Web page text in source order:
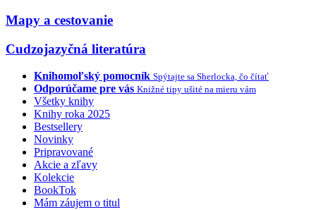
Mapy a cestovanie
Cudzojazyčná literatúra
Knihomoľský pomocník Spýtajte sa Sherlocka, čo čítať
Odporúčame pre vás Knižné tipy ušité na mieru vám
Všetky knihy
Knihy roka 2025
Bestsellery
Novinky
Pripravované
Akcie a zľavy
Kolekcie
BookTok
Mám záujem o titul